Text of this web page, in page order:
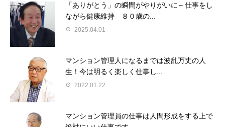
「ありがとう」の瞬間がやりがいに～仕事をし
ながら健康維持 ８０歳の...
2025.04.01
マンション管理人になるまでは波乱万丈の人
生！今は明るく楽しく仕事し...
2022.01.22
マンション管理員の仕事は人間形成をする上で